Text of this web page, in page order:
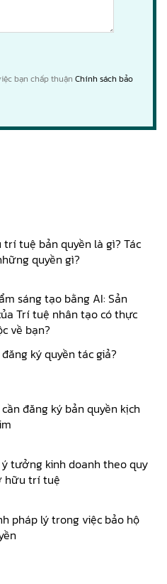
bạn chấp thuận Chính sách bảo
tuệ bản quyền là gì? Tác
quyền gì?
sáng tạo bằng AI: Sản
Trí tuệ nhân tạo có thực
về bạn?
ký quyền tác giả?
đăng ký bản quyền kịch
tưởng kinh doanh theo quy
hữu trí tuệ
pháp lý trong việc bảo hộ